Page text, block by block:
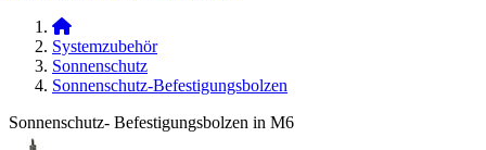
Systemzubehör
Sonnenschutz
Sonnenschutz-Befestigungsbolzen
Sonnenschutz- Befestigungsbolzen in M6